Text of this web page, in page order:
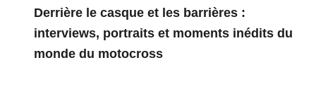
Derrière le casque et les barrières :
interviews, portraits et moments inédits du
monde du motocross